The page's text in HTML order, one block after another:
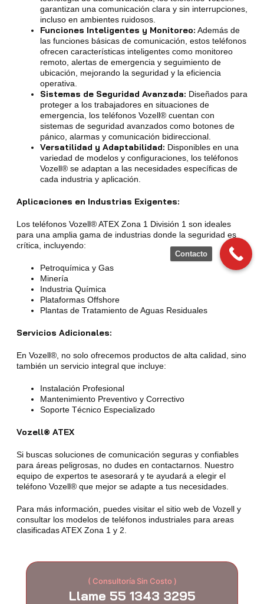
garantizan una comunicación clara y sin interrupciones,
incluso en ambientes ruidosos.
Funciones Inteligentes y Monitoreo: Además de
las funciones básicas de comunicación, estos teléfonos
ofrecen características inteligentes como monitoreo
remoto, alertas de emergencia y seguimiento de
ubicación, mejorando la seguridad y la eficiencia
operativa.
Sistemas de Seguridad Avanzada: Diseñados para
proteger a los trabajadores en situaciones de
emergencia, los teléfonos Vozell® cuentan con
sistemas de seguridad avanzados como botones de
pánico, alarmas y comunicación bidireccional.
Versatilidad y Adaptabilidad: Disponibles en una
variedad de modelos y configuraciones, los teléfonos
Vozell® se adaptan a las necesidades específicas de
cada industria y aplicación.
Aplicaciones en Industrias Exigentes:
Los teléfonos Vozell® ATEX Zona 1 División 1 son ideales
para una amplia gama de industrias donde la seguridad es
crítica, incluyendo:
Petroquímica y Gas
Minería
Industria Química
Plataformas Offshore
Plantas de Tratamiento de Aguas Residuales
Servicios Adicionales:
En Vozell®, no solo ofrecemos productos de alta calidad, sino
también un servicio integral que incluye:
Instalación Profesional
Mantenimiento Preventivo y Correctivo
Soporte Técnico Especializado
Vozell® ATEX
Si buscas soluciones de comunicación seguras y confiables
para áreas peligrosas, no dudes en contactarnos. Nuestro
equipo de expertos te asesorará y te ayudará a elegir el
teléfono Vozell® que mejor se adapte a tus necesidades.
Para más información, puedes visitar el sitio web de Vozell y
consultar los modelos de teléfonos industriales para areas
clasificadas ATEX Zona 1 y 2.
( Consultoría Sin Costo )
Llame 55 1343 3295
Contacto